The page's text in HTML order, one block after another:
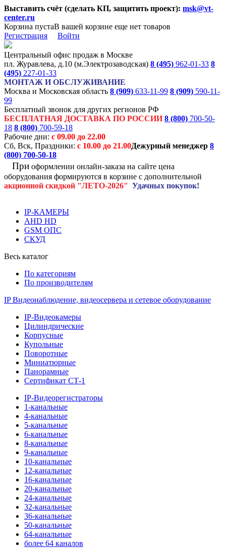
Выставить счёт (сделать КП, защитить проект): msk@vt-
center.ru
Корзина пустаВ вашей корзине еще нет товаров
Регистрация
Войти
Центральный офис продаж в Москве
пл. Журавлева, д.10 (м.Электрозаводская) 8 (495) 962-01-33 8
(495) 227-01-33
МОНТАЖ И ОБСЛУЖИВАНИЕ
Москва и Московская область 8 (909) 633-11-99 8 (909) 590-11-
99
Бесплатный звонок для других регионов РФ
БЕСПЛАТНАЯ ДОСТАВКА ПО РОССИИ 8 (800) 700-50-
18 8 (800) 700-59-18
Рабочие дни: с 09.00 до 22.00
Сб, Вск, Праздники: с 10.00 до 21.00Дежурный менеджер 8
(800) 700-50-18
При оформлении онлайн-заказа на сайте цена
оборудования формируются в корзине с дополнительной
акционной скидкой "ЛЕТО-2026" Удачных покупок!
IP-КАМЕРЫ
AHD HD
GSM ОПС
СКУД
Весь каталог
По категориям
По производителям
IP Видеонаблюдение, видеосервера и сетевое оборудование
IP-Видеокамеры
Цилиндрические
Корпусные
Купольные
Поворотные
Миниатюрные
Панорамные
Сертификат СТ-1
IP-Видеорегистраторы
1-канальные
4-канальные
5-канальные
6-канальные
8-канальные
9-канальные
10-канальные
12-канальные
16-канальные
20-канальные
24-канальные
32-канальные
36-канальные
50-канальные
64-канальные
более 64 каналов